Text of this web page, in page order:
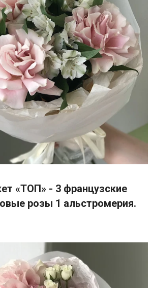
«ТОП» - 3 французские
розы 1 альстромерия.